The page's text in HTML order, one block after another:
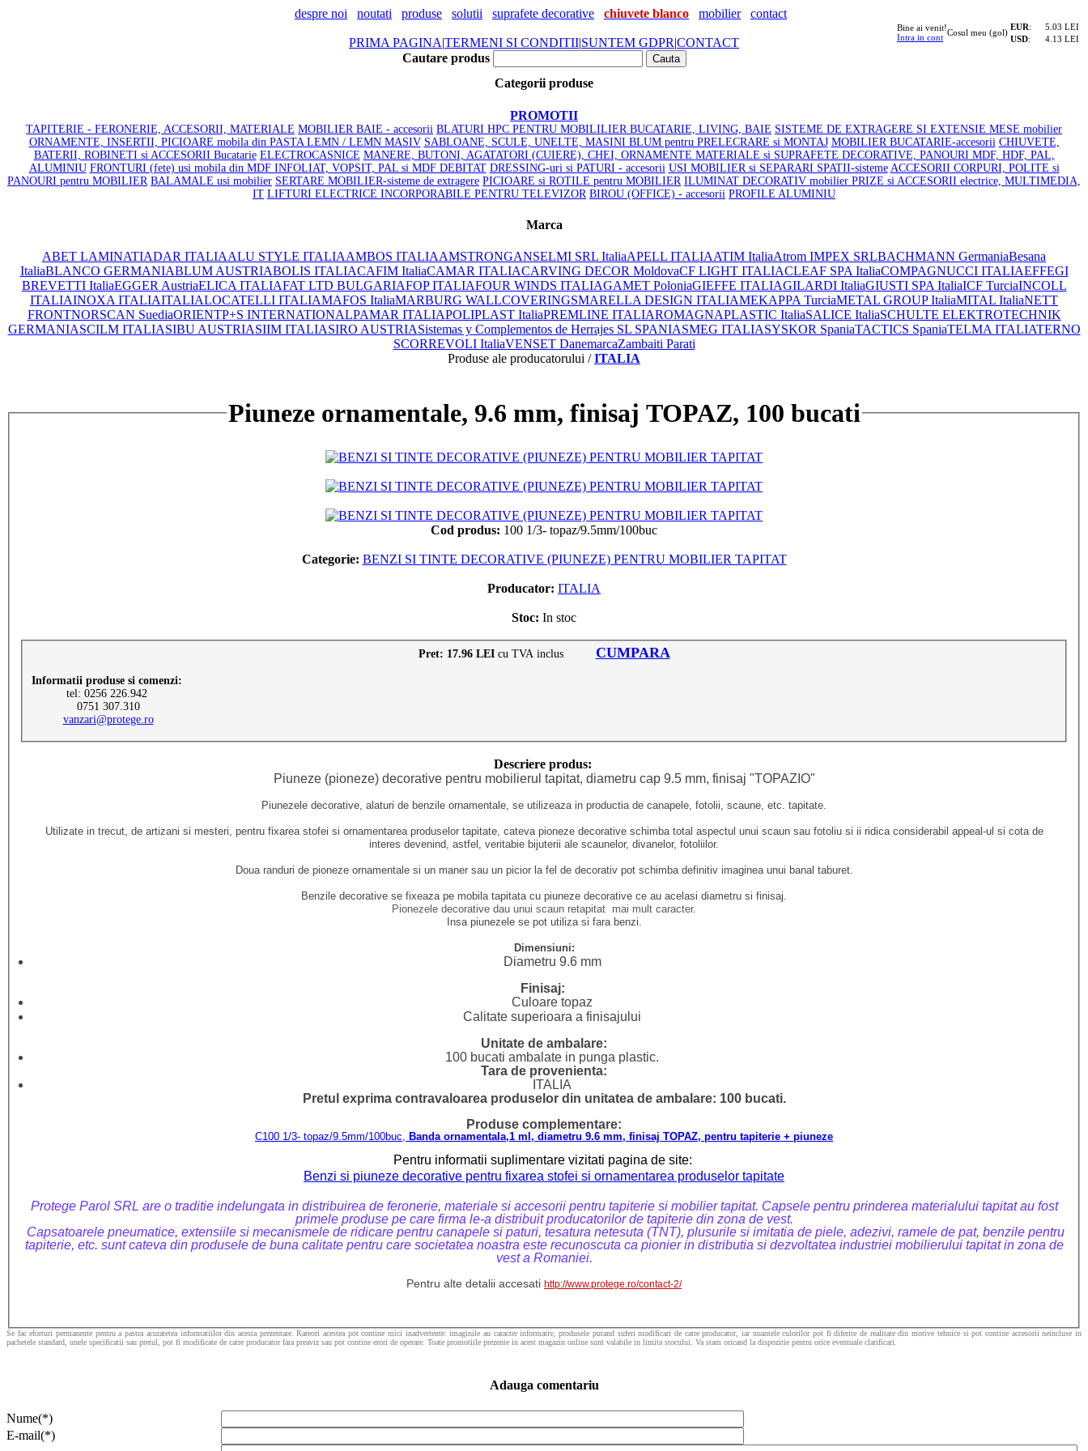
despre noi noutati produse solutii suprafete decorative chiuvete blanco mobilier contact
Bine ai venit!
Intra in cont Cosul meu (gol)
EUR:
5.03 LEI
USD: 4.13 LEI
PRIMA PAGINA|TERMENI SI CONDITII|SUNTEM GDPR|CONTACT
Cautare produs
Categorii produse
PROMOTII
TAPITERIE - FERONERIE, ACCESORII, MATERIALE MOBILIER BAIE - accesorii BLATURI HPC PENTRU MOBILILIER BUCATARIE, LIVING, BAIE SISTEME DE EXTRAGERE SI EXTENSIE MESE mobilier
ORNAMENTE, INSERTII, PICIOARE mobila din PASTA LEMN / LEMN MASIV SABLOANE, SCULE, UNELTE, MASINI BLUM pentru PRELECRARE si MONTAJ MOBILIER BUCATARIE-accesorii CHIUVETE,
BATERII, ROBINETI si ACCESORII Bucatarie ELECTROCASNICE MANERE, BUTONI, AGATATORI (CUIERE), CHEI, ORNAMENTE MATERIALE si SUPRAFETE DECORATIVE, PANOURI MDF, HDF, PAL,
ALUMINIU FRONTURI (fete) usi mobila din MDF INFOLIAT, VOPSIT, PAL si MDF DEBITAT DRESSING-uri si PATURI - accesorii USI MOBILIER si SEPARARI SPATII-sisteme ACCESORII CORPURI, POLITE si
PANOURI pentru MOBILIER BALAMALE usi mobilier SERTARE MOBILIER-sisteme de extragere PICIOARE si ROTILE pentru MOBILIER ILUMINAT DECORATIV mobilier PRIZE si ACCESORII electrice, MULTIMEDIA,
IT LIFTURI ELECTRICE INCORPORABILE PENTRU TELEVIZOR BIROU (OFFICE) - accesorii PROFILE ALUMINIU
Marca
ABET LAMINATIADAR ITALIAALU STYLE ITALIAAMBOS ITALIAAMSTRONGANSELMI SRL ItaliaAPELL ITALIAATIM ItaliaAtrom IMPEX SRLBACHMANN GermaniaBesana
ItaliaBLANCO GERMANIABLUM AUSTRIABOLIS ITALIACAFIM ItaliaCAMAR ITALIACARVING DECOR MoldovaCF LIGHT ITALIACLEAF SPA ItaliaCOMPAGNUCCI ITALIAEFFEGI
BREVETTI ItaliaEGGER AustriaELICA ITALIAFAT LTD BULGARIAFOP ITALIAFOUR WINDS ITALIAGAMET PoloniaGIEFFE ITALIAGILARDI ItaliaGIUSTI SPA ItaliaICF TurciaINCOLL
ITALIAINOXA ITALIAITALIALOCATELLI ITALIAMAFOS ItaliaMARBURG WALLCOVERINGSMARELLA DESIGN ITALIAMEKAPPA TurciaMETAL GROUP ItaliaMITAL ItaliaNETT
FRONTNORSCAN SuediaORIENTP+S INTERNATIONALPAMAR ITALIAPOLIPLAST ItaliaPREMLINE ITALIAROMAGNAPLASTIC ItaliaSALICE ItaliaSCHULTE ELEKTROTECHNIK
GERMANIASCILM ITALIASIBU AUSTRIASIIM ITALIASIRO AUSTRIASistemas y Complementos de Herrajes SL SPANIASMEG ITALIASYSKOR SpaniaTACTICS SpaniaTELMA ITALIATERNO
SCORREVOLI ItaliaVENSET DanemarcaZambaiti Parati
Produse ale producatorului /ITALIA
Piuneze ornamentale, 9.6 mm, finisaj TOPAZ, 100 bucati
Cod produs: 100 1/3- topaz/9.5mm/100buc
Categorie: BENZI SI TINTE DECORATIVE (PIUNEZE) PENTRU MOBILIER TAPITAT
Producator: ITALIA
Stoc: In stoc
Pret: 17.96 LEIcu TVA inclus CUMPARA
Informatii produse si comenzi:
tel: 0256 226.942
0751 307.310
vanzari@protege.ro
Descriere produs:
Piuneze (pioneze) decorative pentru mobilierul tapitat, diametru cap 9.5 mm, finisaj "TOPAZIO"
Piunezele decorative, alaturi de benzile ornamentale, se utilizeaza in productia de canapele, fotolii, scaune, etc. tapitate.
Utilizate in trecut, de artizani si mesteri, pentru fixarea stofei si ornamentarea produselor tapitate, cateva pioneze decorative schimba total aspectul unui scaun sau fotoliu si ii ridica considerabil appeal-ul si cota de
interes devenind, astfel, veritabie bijuterii ale scaunelor, divanelor, fotoliilor.
Doua randuri de pioneze ornamentale si un maner sau un picior la fel de decorativ pot schimba definitiv imaginea unui banal taburet.
Benzile decorative se fixeaza pe mobila tapitata cu piuneze decorative ce au acelasi diametru si finisaj.
Pionezele decorative dau unui scaun retapitat mai mult caracter.
Insa piunezele se pot utiliza si fara benzi.
Dimensiuni:
Diametru 9.6 mm
Finisaj:
Culoare topaz
Calitate superioara a finisajului
Unitate de ambalare:
100 bucati ambalate in punga plastic.
Tara de provenienta:
ITALIA
Pretul exprima contravaloarea produselor din unitatea de ambalare: 100 bucati.
Produse complementare:
C100 1/3- topaz/9.5mm/100buc, Banda ornamentala,1 ml, diametru 9.6 mm, finisaj TOPAZ, pentru tapiterie + piuneze
Pentru informatii suplimentare vizitati pagina de site:
Benzi si piuneze decorative pentru fixarea stofei si ornamentarea produselor tapitate
Protege Parol SRL are o traditie indelungata in distribuirea de feronerie, materiale si accesorii pentru tapiterie si mobilier tapitat. Capsele pentru prinderea materialului tapitat au fost
primele produse pe care firma le-a distribuit producatorilor de tapiterie din zona de vest.
Capsatoarele pneumatice, extensiile si mecanismele de ridicare pentru canapele si paturi, tesatura netesuta (TNT), plusurile si imitatia de piele, adezivi, ramele de pat, benzile pentru
tapiterie, etc. sunt cateva din produsele de buna calitate pentru care societatea noastra este recunoscuta ca pionier in distributia si dezvoltatea industriei mobilierului tapitat in zona de
vest a Romaniei.
Pentru alte detalii accesati http://www.protege.ro/contact-2/
Se fac eforturi permanente pentru a pastra acuratetea informatiilor din acesta prezentare. Rareori acestea pot contine mici inadvertente: imaginile au caracter informativ, produsele putand suferi modificari de catre producator, iar nuantele culorilor pot fi diferite de realitate din motive tehnice si pot contine accesorii neincluse in
pachetele standard, unele specificatii sau pretul, pot fi modificate de catre producator fara preaviz sau pot contine erori de operare. Toate promotiile prezente in acest magazin online sunt valabile in limita stocului. Va stam oricand la dispozitie pentru orice eventuale clarificari.
Adauga comentariu
Nume(*)
E-mail(*)